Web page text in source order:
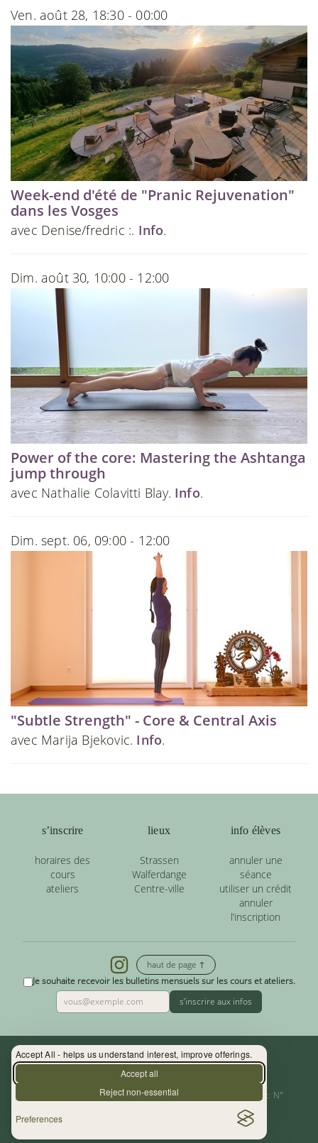
Accept All - helps us understand interest, improve offerings.
Accept all
Reject non-essential
Preferences
Ven. août 28, 18:30 - 00:00
Week-end d'été de "Pranic Rejuvenation"
dans les Vosges
avec Denise/fredric :. Info.
Dim. août 30, 10:00 - 12:00
Power of the core: Mastering the Ashtanga
jump through
avec Nathalie Colavitti Blay. Info.
Dim. sept. 06, 09:00 - 12:00
"Subtle Strength" - Core & Central Axis
avec Marija Bjekovic. Info.
s’inscrire
horaires des
cours
ateliers
lieux
Strassen
Walferdange
Centre-ville
info élèves
annuler une
séance
utiliser un crédit
annuler
l’inscription
haut de page ↑
Je souhaite recevoir les bulletins mensuels sur les cours et ateliers.
s’inscrire aux infos
Contact : (+352) 33 34 19 - info@yoga.lu
Centre de Yoga - La Source s.àr.l. — Autor. d’Etablissement: N°